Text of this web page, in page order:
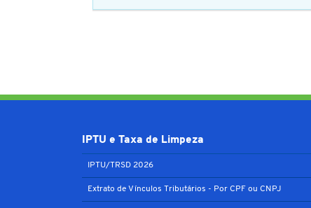
IPTU e Taxa de Limpeza
IPTU/TRSD 2026
Extrato de Vínculos Tributários - Por CPF ou CNPJ